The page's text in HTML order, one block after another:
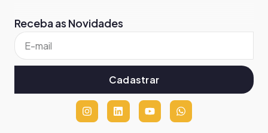
Receba as Novidades
Cadastrar